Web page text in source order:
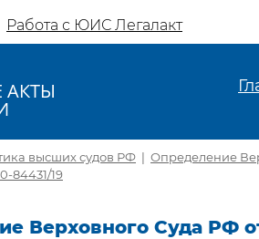
Работа с ЮИС Легалакт
высших судов РФ | Определение
84431/19
Верховного Суда РФ от